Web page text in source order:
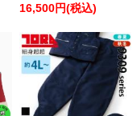
16,500円(税込)